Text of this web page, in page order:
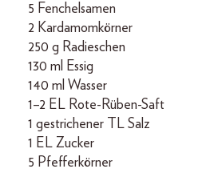
5 Fenchelsamen
2 Kardamomkörner
250 g Radieschen
130 ml Essig
140 ml Wasser
1–2 EL Rote-Rüben-Saft
1 gestrichener TL Salz
1 EL Zucker
5 Pfefferkörner